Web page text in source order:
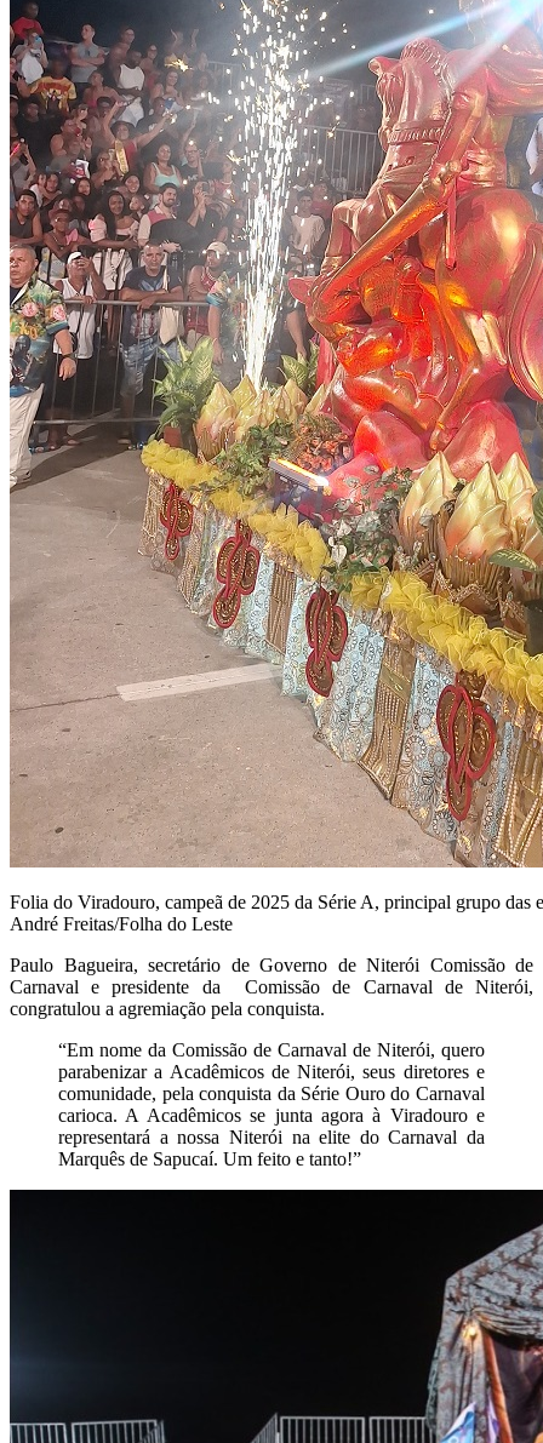
Folia do Viradouro, campeã de 2025 da Série A, principal grupo das
André Freitas/Folha do Leste
Paulo Bagueira, secretário de Governo de Niterói Comissão de
Carnaval e presidente da Comissão de Carnaval de Niterói,
congratulou a agremiação pela conquista.
“Em nome da Comissão de Carnaval de Niterói, quero
parabenizar a Acadêmicos de Niterói, seus diretores e
comunidade, pela conquista da Série Ouro do Carnaval
carioca. A Acadêmicos se junta agora à Viradouro e
representará a nossa Niterói na elite do Carnaval da
Marquês de Sapucaí. Um feito e tanto!”